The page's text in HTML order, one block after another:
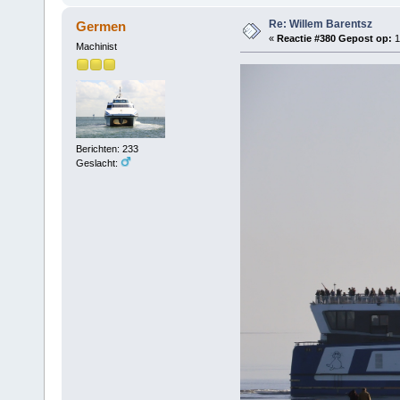
Germen
Machinist
Berichten: 233
Geslacht:
Re: Willem Barentsz
« Reactie #380 Gepost op: